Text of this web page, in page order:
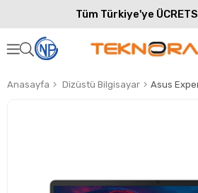
Tüm Türkiye'ye
Anasayfa Dizüstü Bilgisayar